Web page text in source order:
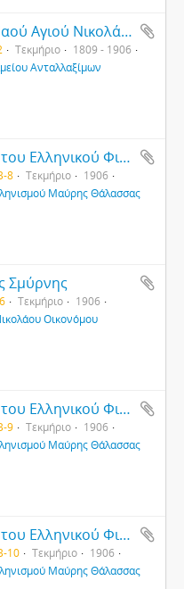
Κώδικας Ιερού Ναού Αγιού Νικολάου Καισαρείας
Τεκμήριο
1809 - 1906
Ανταλλαξίμων
Το Καταστατικό του Ελληνικού Φιλανθρωπικού Συλλόγου της Τιφλίδας (1)
8 Τεκμήριο
1906
Μαύρης Θάλασσας
Σμύρνης
Τεκμήριο
1906
Οικονόμου
Το Καταστατικό του Ελληνικού Φιλανθρωπικού Συλλόγου της Τιφλίδας (2)
9 Τεκμήριο
1906
Μαύρης Θάλασσας
Το Καταστατικό του Ελληνικού Φιλανθρωπικού Συλλόγου της Τιφλίδας (3)
10 Τεκμήριο
1906
Μαύρης Θάλασσας